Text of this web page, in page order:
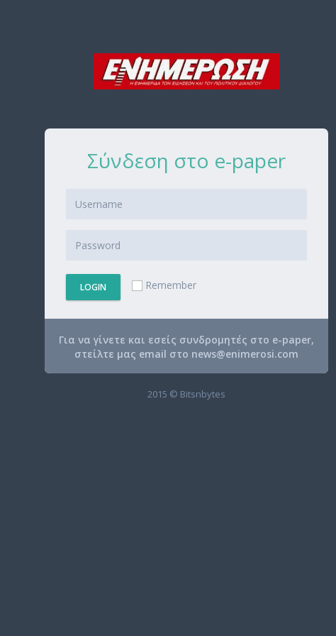
Σύνδεση στο e-paper
LOGIN Remember
Για να γίνετε και εσείς συνδρομητές στο e-paper,
στείλτε μας email στο news@enimerosi.com
2015 © Bitsnbytes